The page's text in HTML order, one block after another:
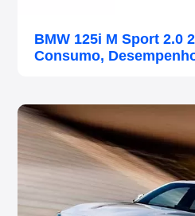
BMW 125i M Sport 2.0
Consumo,